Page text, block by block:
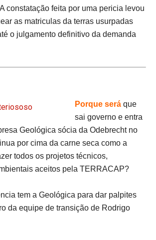
constatação feita por uma pericia levou
as matriculas da terras usurpadas
o julgamento definitivo da demanda
Porque será que
sai governo e entra
Geológica sócia da Odebrecht no
por cima da carne seca como a
todos os projetos técnicos,
aceitos pela TERRACAP?
tem a Geológica para dar palpites
da equipe de transição de Rodrigo